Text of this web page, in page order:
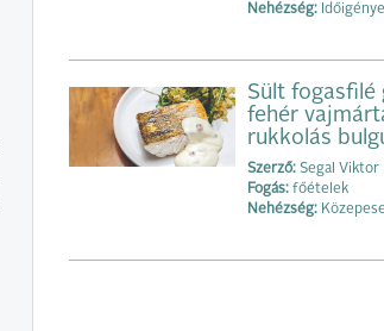
Nehézség:
Sült fogasfilé
fehér
rukkolás
Szerző: Segal Viktor
Fogás: főételek
Nehézség: